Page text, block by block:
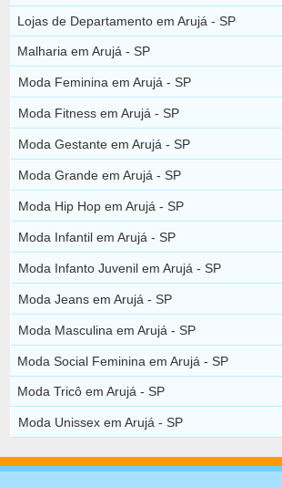
Lojas de Departamento em Arujá - SP
Malharia em Arujá - SP
Moda Feminina em Arujá - SP
Moda Fitness em Arujá - SP
Moda Gestante em Arujá - SP
Moda Grande em Arujá - SP
Moda Hip Hop em Arujá - SP
Moda Infantil em Arujá - SP
Moda Infanto Juvenil em Arujá - SP
Moda Jeans em Arujá - SP
Moda Masculina em Arujá - SP
Moda Social Feminina em Arujá - SP
Moda Tricô em Arujá - SP
Moda Unissex em Arujá - SP